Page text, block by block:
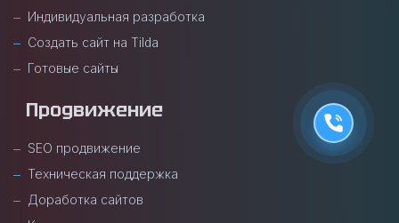
Индивидуальная разработка
Создать сайт на Tilda
Готовые сайты
Продвижение
SEO продвижение
Техническая поддержка
Доработка сайтов